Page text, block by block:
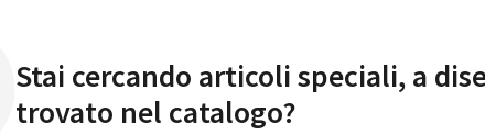
Stai cercando articoli speciali, a
trovato nel catalogo?